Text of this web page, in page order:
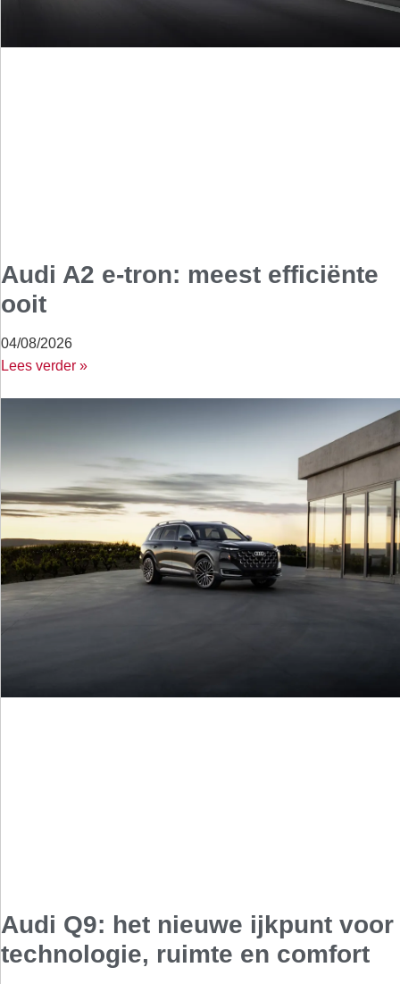
Audi A2 e-tron: meest efficiënte
ooit
04/08/2026
Lees verder »
Audi Q9: het nieuwe ijkpunt voor
technologie, ruimte en comfort